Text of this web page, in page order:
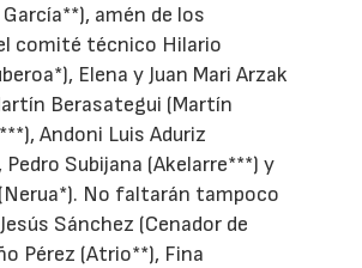
amén de los
comité técnico Hilario
Elena y Juan Mari Arzak
Berasategui (Martín
Andoni Luis Aduriz
Subijana (Akelarre***) y
No faltarán tampoco
Sánchez (Cenador de
Pérez (Atrio**), Fina